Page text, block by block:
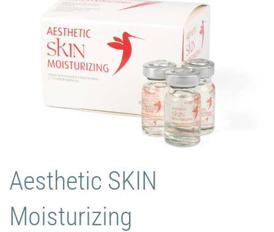
LINEA
DERMOCOSMETICA
Aesthetic SKIN
Moisturizing